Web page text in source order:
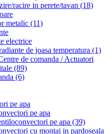
racire in perete/tavan (18)
metalic (11)
electrice
de joasa temperatura (1)
de comanda / Actuatori
(89)
(6)
pe apa
pe apa
pe apa (39)
cu montaj in pardoseala